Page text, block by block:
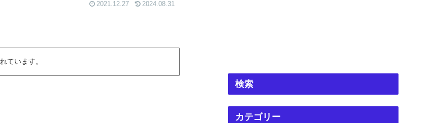
2021.12.27 2024.08.31
ています。
検索
カテゴリー